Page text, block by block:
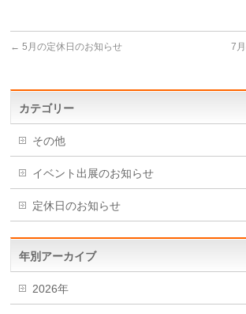
← 5月の定休日のお知らせ 7
カテゴリー
その他
イベント出展のお知らせ
定休日のお知らせ
年別アーカイブ
2026年